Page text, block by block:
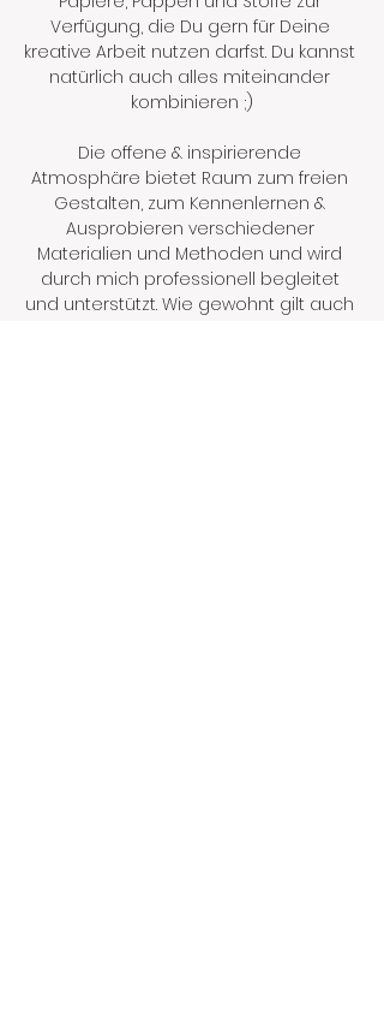
Verfügung, die Du gern für Deine
kreative Arbeit nutzen darfst. Du kannst
natürlich auch alles miteinander
kombinieren ;)
Die offene & inspirierende
Atmosphäre bietet Raum zum freien
Gestalten, zum Kennenlernen &
Ausprobieren verschiedener
Materialien und Methoden und wird
durch mich professionell begleitet
und unterstützt. Wie gewohnt gilt auch